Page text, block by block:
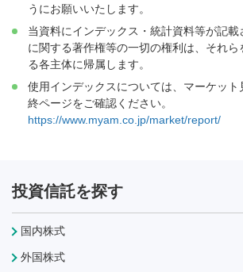
うにお願いいたします。
当資料にインデックス・統計資料等が記載
に関する著作権等の一切の権利は、それ
る各主体に帰属します。
使用インデックスについては、マーケッ
終ページをご確認ください。
https://www.myam.co.jp/market/report/
投資信託を探す
国内株式
外国株式